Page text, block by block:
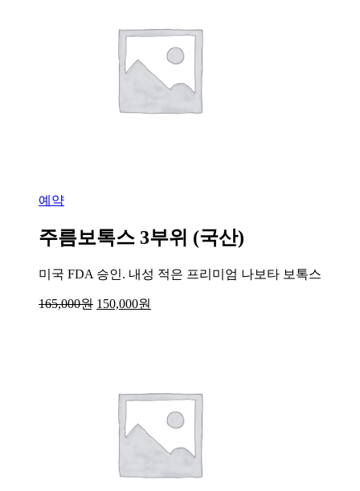
예약
주름보톡스 3부위 (국산)
미국 FDA 승인. 내성 적은 프리미엄 나보타 보톡스
165,000원 150,000원